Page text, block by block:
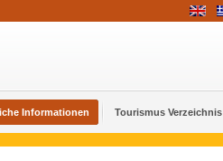
Informationen Tourismus Verzeichnis